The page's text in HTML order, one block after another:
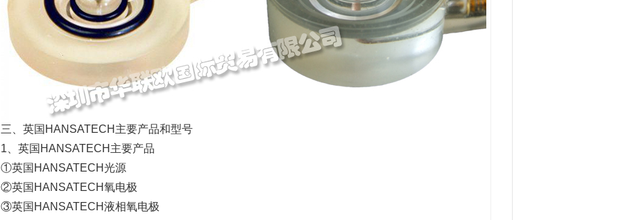
三、英国HANSATECH主要产品和型号
1、英国HANSATECH主要产品
①英国HANSATECH光源
②英国HANSATECH氧电极
③英国HANSATECH液相氧电极